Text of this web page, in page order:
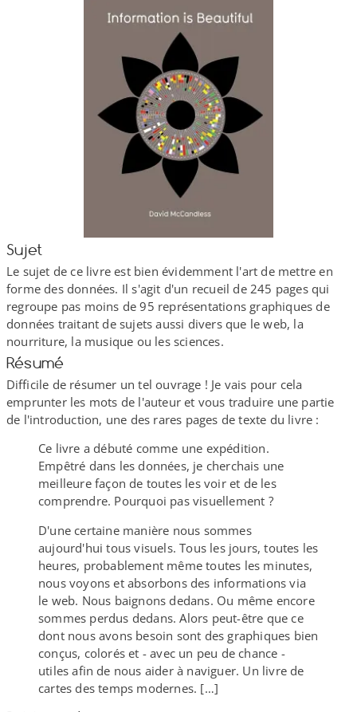
Sujet
Le sujet de ce livre est bien évidemment l'art de mettre en
forme des données. Il s'agit d'un recueil de 245 pages qui
regroupe pas moins de 95 représentations graphiques de
données traitant de sujets aussi divers que le web, la
nourriture, la musique ou les sciences.
Résumé
Difficile de résumer un tel ouvrage ! Je vais pour cela
emprunter les mots de l'auteur et vous traduire une partie
de l'introduction, une des rares pages de texte du livre :
Ce livre a débuté comme une expédition.
Empêtré dans les données, je cherchais une
meilleure façon de toutes les voir et de les
comprendre. Pourquoi pas visuellement ?
D'une certaine manière nous sommes
aujourd'hui tous visuels. Tous les jours, toutes les
heures, probablement même toutes les minutes,
nous voyons et absorbons des informations via
le web. Nous baignons dedans. Ou même encore
sommes perdus dedans. Alors peut-​être que ce
dont nous avons besoin sont des graphiques bien
conçus, colorés et - avec un peu de chance -
utiles afin de nous aider à naviguer. Un livre de
cartes des temps modernes. […]